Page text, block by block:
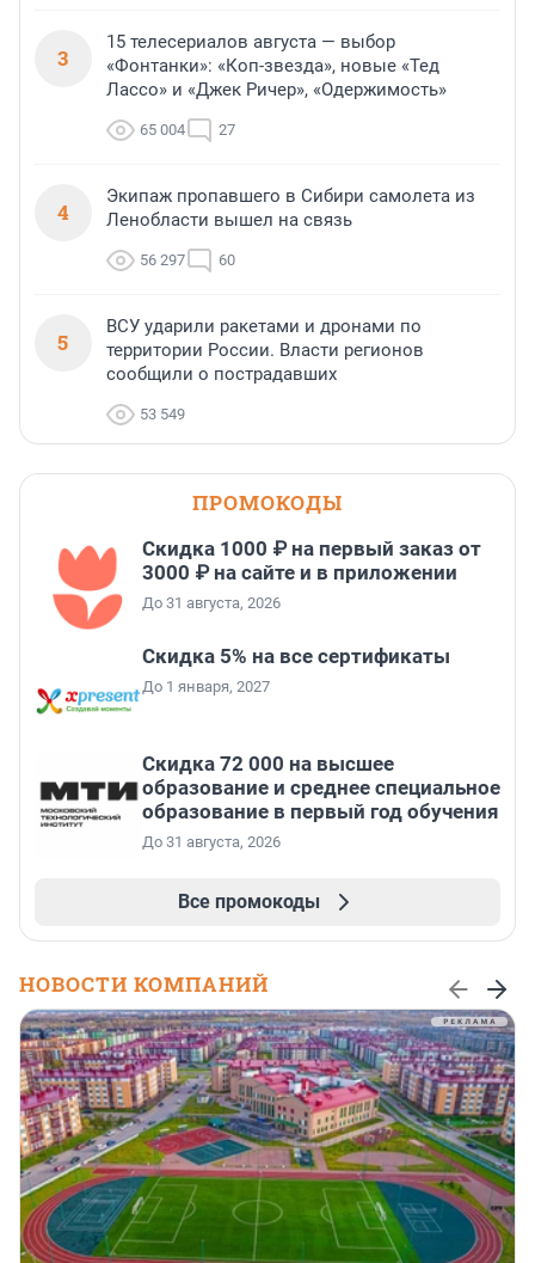
3
15 телесериалов августа — выбор
«Фонтанки»: «Коп-звезда», новые «Тед
Лассо» и «Джек Ричер», «Одержимость»
65 004 27
4
Экипаж пропавшего в Сибири самолета из
Ленобласти вышел на связь
56 297 60
5
ВСУ ударили ракетами и дронами по
территории России. Власти регионов
сообщили о пострадавших
53 549
ПРОМОКОДЫ
Скидка 1000 ₽ на первый заказ от
3000 ₽ на сайте и в приложении
До 31 августа, 2026
Скидка 5% на все сертификаты
До 1 января, 2027
Скидка 72 000 на высшее
образование и среднее специальное
образование в первый год обучения
До 31 августа, 2026
Все промокоды
НОВОСТИ КОМПАНИЙ